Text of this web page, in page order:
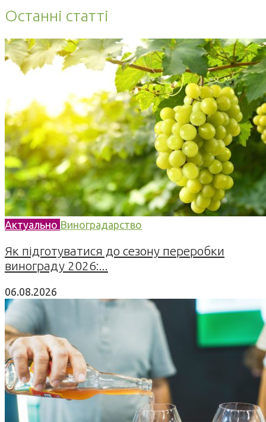
Останні статті
Актуально Виноградарство
Як підготуватися до сезону переробки
винограду 2026:...
06.08.2026